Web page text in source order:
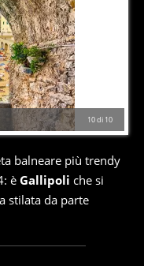
10di 10
balneare più trendy
è Gallipoli che si
stilata da parte